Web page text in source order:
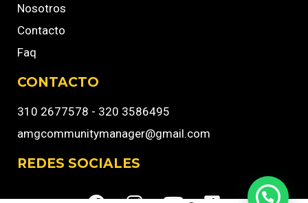
Nosotros
Contacto
Faq
CONTACTO
310 2677578 - 320 3586495
amgcommunitymanager@gmail.com
REDES SOCIALES